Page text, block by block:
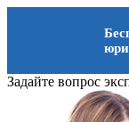
Задайте вопрос